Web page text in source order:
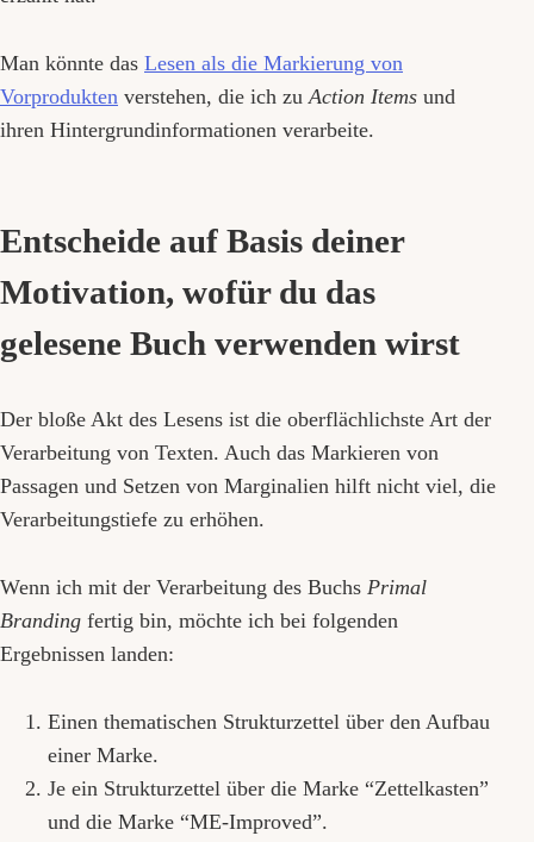
Man könnte das Lesen als die Markierung von
Vorprodukten verstehen, die ich zuAction Items und
ihren Hintergrundinformationen verarbeite.
Entscheide auf Basis deiner
Motivation, wofür du das
gelesene Buch verwenden wirst
Der bloße Akt des Lesens ist die oberflächlichste Art der
Verarbeitung von Texten. Auch das Markieren von
Passagen und Setzen von Marginalien hilft nicht viel, die
Verarbeitungstiefe zu erhöhen.
Wenn ich mit der Verarbeitung des Buchs Primal
Branding fertig bin, möchte ich bei folgenden
Ergebnissen landen:
Einen thematischen Strukturzettel über den Aufbau
einer Marke.
Je ein Strukturzettel über die Marke “Zettelkasten”
und die Marke “ME-Improved”.